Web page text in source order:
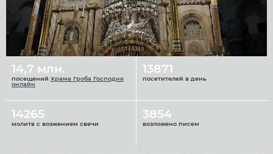
14,7 млн.
посещений Храма Гроба Господня
онлайн
13871
посетителей в день
14265
молитв с возжением свечи
3854
возложено писем